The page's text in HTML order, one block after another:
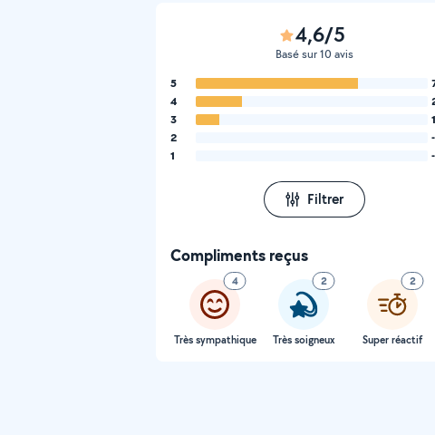
4,6/5
Basé sur 10 avis
5
4
3
2
-
1
-
Filtrer
Compliments reçus
4
Très sympathique
2
Très soigneux
2
Super réactif